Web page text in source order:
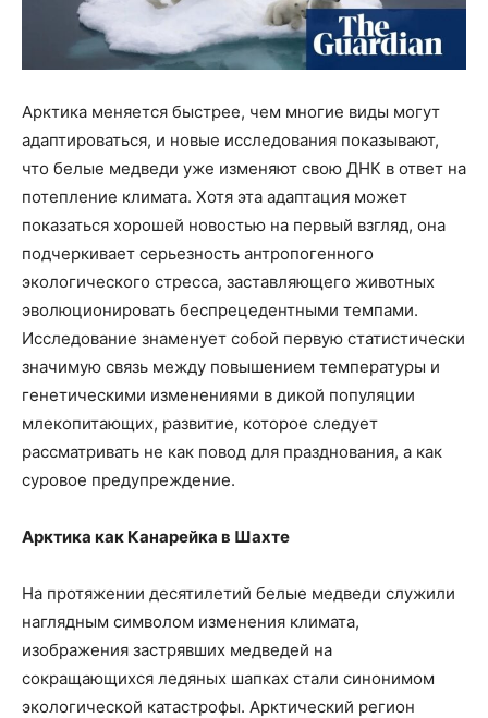
Арктика меняется быстрее, чем многие виды могут
адаптироваться, и новые исследования показывают,
что белые медведи уже изменяют свою ДНК в ответ на
потепление климата. Хотя эта адаптация может
показаться хорошей новостью на первый взгляд, она
подчеркивает серьезность антропогенного
экологического стресса, заставляющего животных
эволюционировать беспрецедентными темпами.
Исследование знаменует собой первую статистически
значимую связь между повышением температуры и
генетическими изменениями в дикой популяции
млекопитающих, развитие, которое следует
рассматривать не как повод для празднования, а как
суровое предупреждение.
Арктика как Канарейка в Шахте
На протяжении десятилетий белые медведи служили
наглядным символом изменения климата,
изображения застрявших медведей на
сокращающихся ледяных шапках стали синонимом
экологической катастрофы. Арктический регион